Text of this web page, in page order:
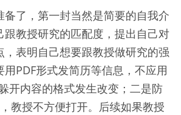
备了，第一封当然是简要的自我介
跟教授研究的匹配度，提出自己对
，表明自己想要跟教授做研究的强
PDF形式发简历等信息，不应用
开内容的格式发生改变；二是防
教授不方便打开。后续如果教授